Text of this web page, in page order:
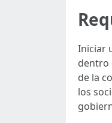
Iniciar
dentro
de la
los